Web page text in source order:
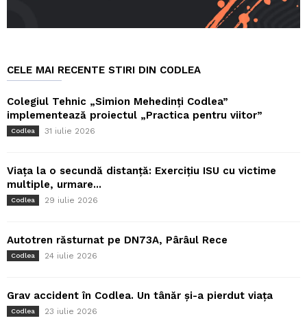
CELE MAI RECENTE STIRI DIN CODLEA
Colegiul Tehnic „Simion Mehedinți Codlea”
implementează proiectul „Practica pentru viitor”
Codlea 31 iulie 2026
Viața la o secundă distanță: Exercițiu ISU cu victime
multiple, urmare...
Codlea 29 iulie 2026
Autotren răsturnat pe DN73A, Pârâul Rece
Codlea 24 iulie 2026
Grav accident în Codlea. Un tânăr și-a pierdut viața
Codlea 23 iulie 2026